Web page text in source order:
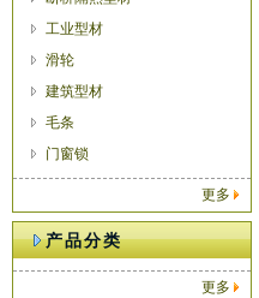
工业型材
滑轮
建筑型材
毛条
门窗锁
更多
产品分类
更多